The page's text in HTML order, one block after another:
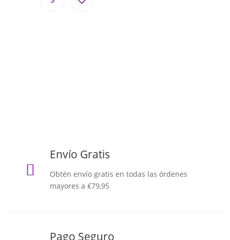

Envío Gratis
Obtén envío gratis en todas las órdenes
mayores a €79,95
Pago Seguro